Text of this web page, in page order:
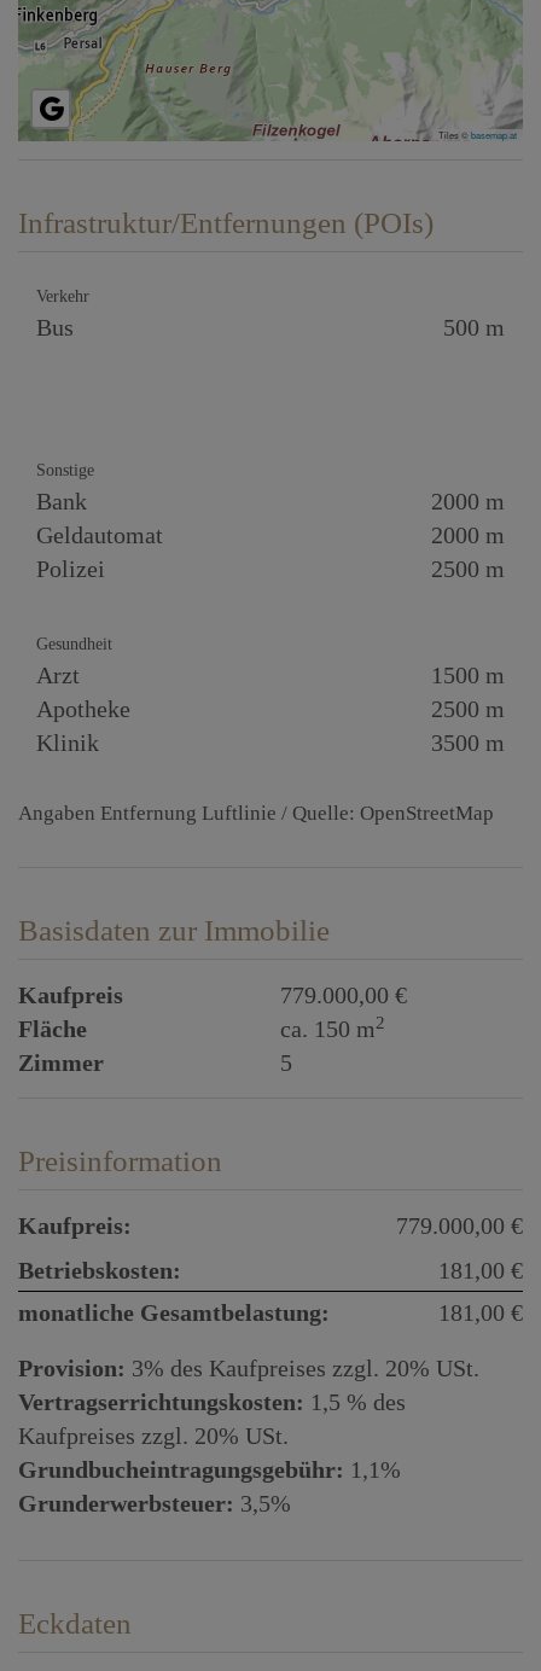
Tiles ©basemap.at
Infrastruktur/Entfernungen (POIs)
Verkehr
Bus 500 m
Sonstige
Bank
2000 m
Geldautomat
2000 m
Polizei
2500 m
Gesundheit
Arzt
1500 m
Apotheke
2500 m
Klinik
3500 m
Angaben Entfernung Luftlinie / Quelle: OpenStreetMap
Basisdaten zur Immobilie
Kaufpreis
779.000,00 €
Fläche
ca. 150 m2
Zimmer 5
Preisinformation
Kaufpreis:
779.000,00 €
Betriebskosten:
181,00 €
monatliche Gesamtbelastung:
181,00 €
Provision: 3% des Kaufpreises zzgl. 20% USt.
Vertragserrichtungskosten: 1,5 % des
Kaufpreises zzgl. 20% USt.
Grundbucheintragungsgebühr: 1,1%
Grunderwerbsteuer: 3,5%
Eckdaten